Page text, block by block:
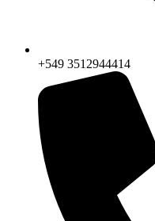
+549 3512944414